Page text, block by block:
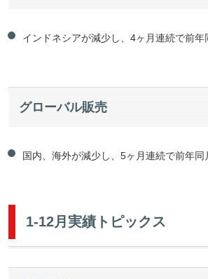
インドネシアが減少し、4ヶ月連続で前年
グローバル販売
国内、海外が減少し、5ヶ月連続で前年同
1-12月実績トピックス